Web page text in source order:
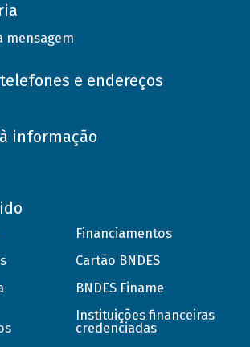
mensagem
e endereços
informação
Financiamentos
Cartão BNDES
BNDES Finame
Instituições financeiras
credenciadas